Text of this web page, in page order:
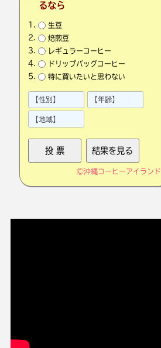
るなら
生豆
焙煎豆
レギュラーコーヒー
ドリップバッグコーヒー
特に買いたいと思わない
©沖縄コーヒーアイランド